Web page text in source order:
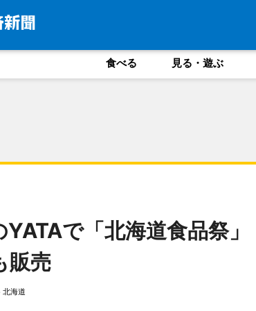
食べる 見る・遊ぶ
YATAで「北海道食品祭
販売
北海道